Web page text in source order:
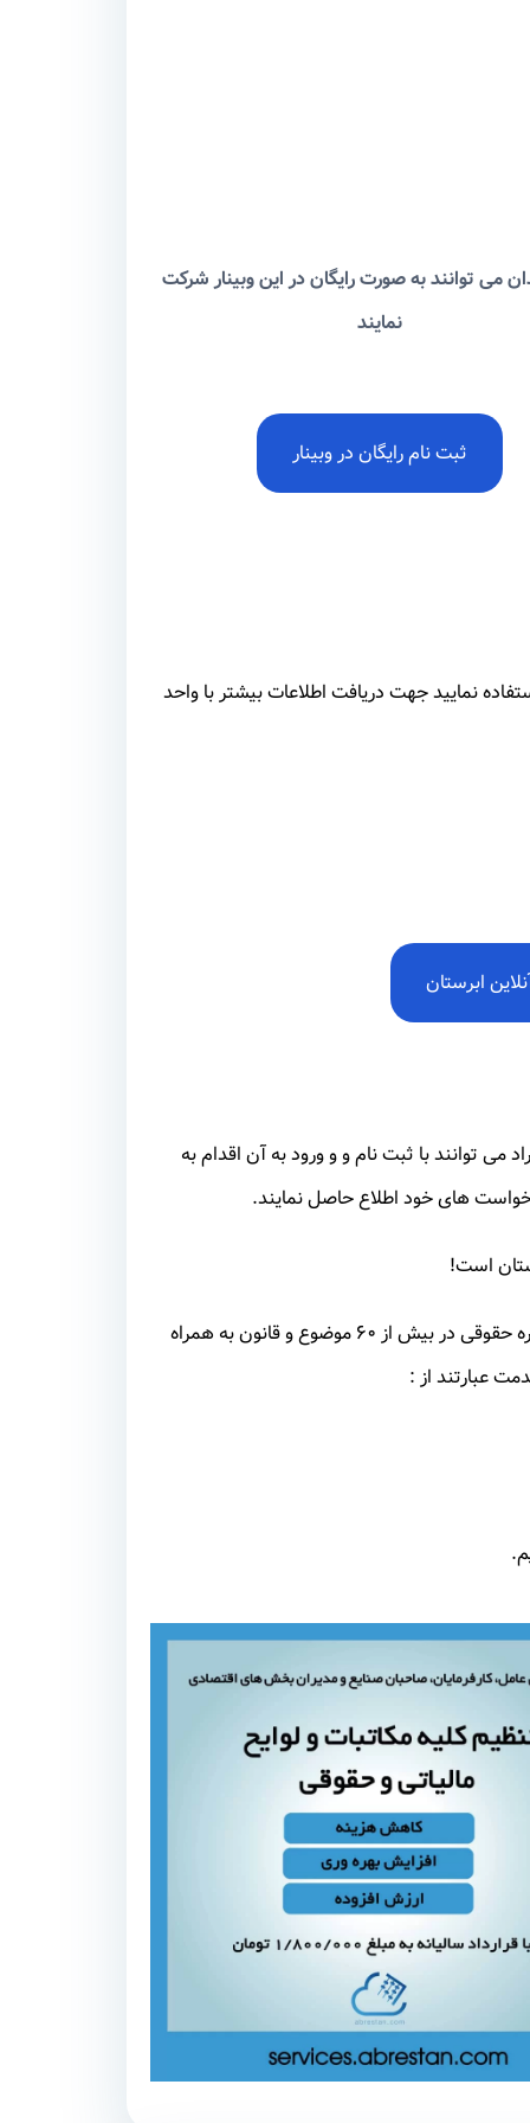
می توانند به صورت رایگان در این وبینار شرکت
نمایند
ثبت نام رایگان در وبینار
استفاده نمایید جهت دریافت اطلاعات بیشتر با واحد
ابرستان
می توانند با ثبت نام و و ورود به آن اقدام به
های خود اطلاع حاصل نمایند.
است!
ما جهت آسودگی مشتریان خود با تجمیع و یکپارچه سازی ده ها خدمت مشاوره حقوقی در بیش از ۶۰ موضوع و قانون به همراه
عبارتند از :